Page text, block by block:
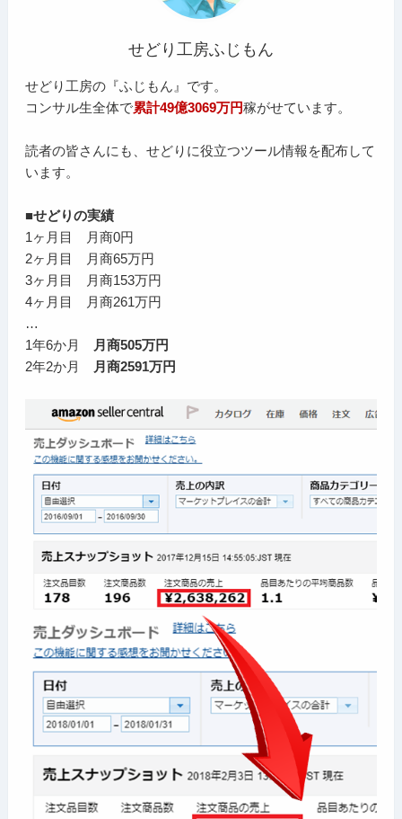
せどり工房ふじもん
せどり工房の『ふじもん』です。
コンサル生全体で累計49億3069万円稼がせています。
読者の皆さんにも、せどりに役立つツール情報を配布して
います。
■せどりの実績
1ヶ月目 月商0円
2ヶ月目 月商65万円
3ヶ月目 月商153万円
4ヶ月目 月商261万円
…
1年6か月
月商505万円
2年2か月
月商2591万円